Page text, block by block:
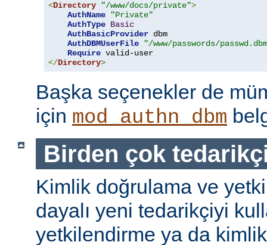
<Directory "/www/docs/private">
AuthName
"Private"
AuthType Basic
AuthBasicProvider dbm
AuthDBMUserFile
"/www/passwords/
Require
</Directory>
Başka seçenekler de
için mod_authn_dbm
Birden çok
Kimlik doğrulama ve
dayalı yeni tedarikçiyi
yetkilendirme ya da